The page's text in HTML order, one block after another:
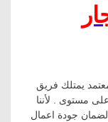
يمتلك فريق
مستوى . لأننا
جودة اعمال